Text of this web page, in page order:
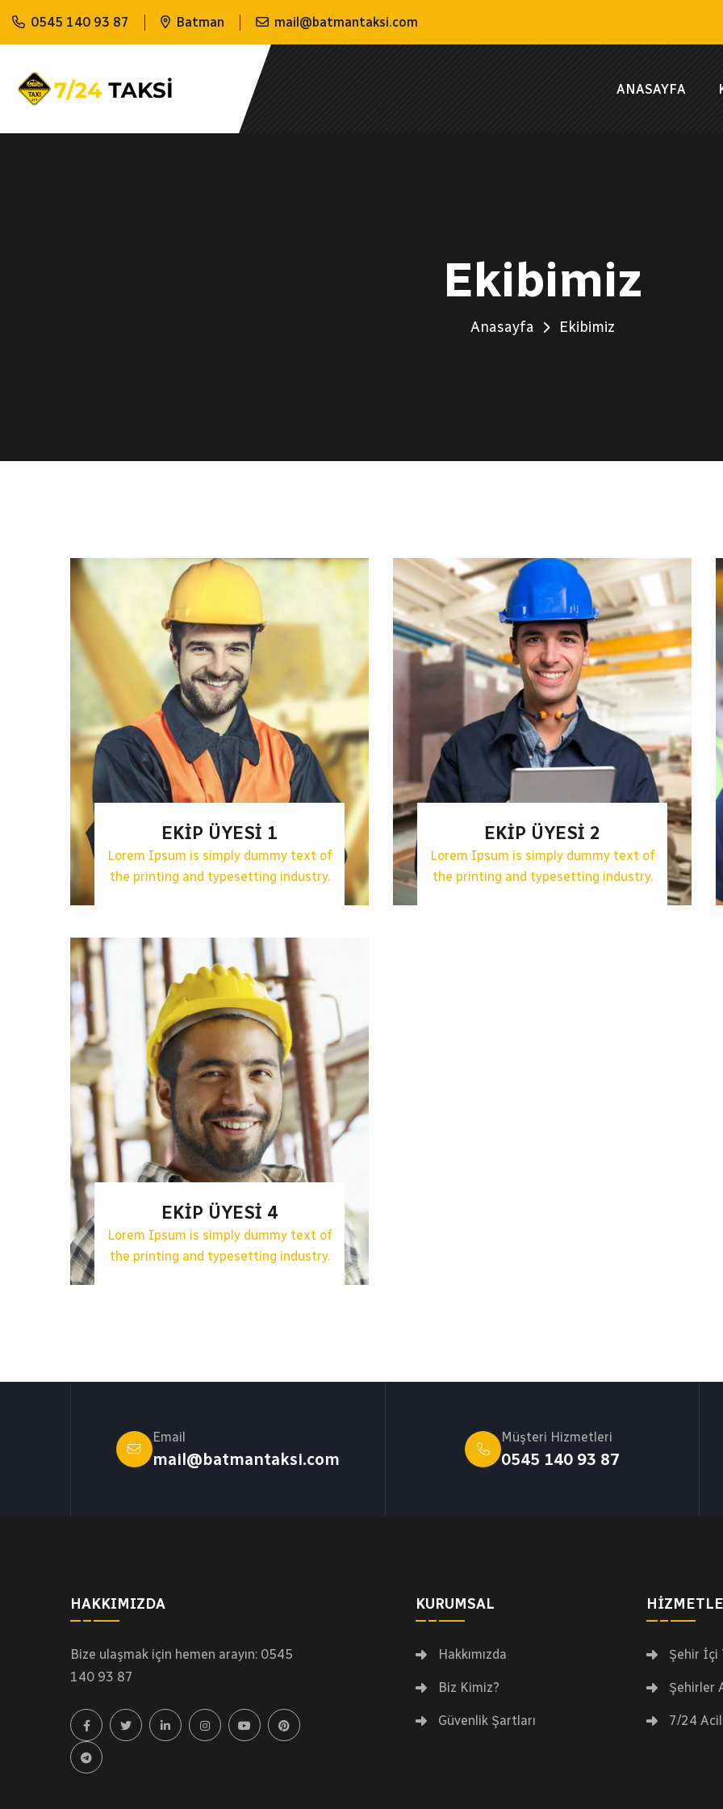
0545 140 93 87 Batman mail@batmantaksi.com
ANASAYFA
Ekibimiz
Anasayfa Ekibimiz
EKIP ÜYESI 1
Lorem Ipsum is simply dummy text of
the printing and typesetting industry.
EKIP ÜYESI 2
Lorem Ipsum is simply dummy text of
the printing and typesetting industry.
EKIP ÜYESI 4
Lorem Ipsum is simply dummy text of
the printing and typesetting industry.
Email
mail@batmantaksi.com
Müşteri Hizmetleri
0545 140 93 87
HAKKIMIZDA
Bize ulaşmak için hemen arayın: 0545
140 93 87
KURUMSAL
Hakkımızda
Biz Kimiz?
Güvenlik Şartları
Şehir İçi
Şehirler
7/24